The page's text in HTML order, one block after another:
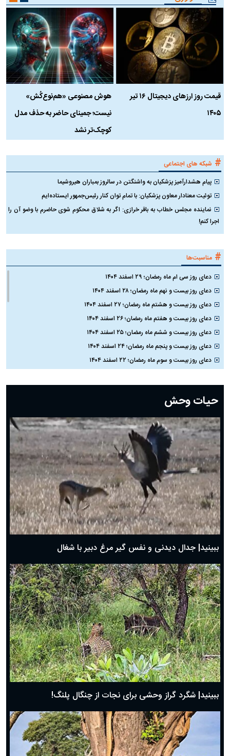
قیمت روز ارز‌های دیجیتال ۱۶ تیر
۱۴۰۵
هوش مصنوعی «هم‌نوع‌کُش»
نیست؛ جمینای حاضر به حذف مدل
کوچک‌تر نشد
# شبکه های اجتماعی
پیام هشدارآمیز پزشکیان به واشنگتن در سالروز بمباران هیروشیما
توئیت معنادار معاون پزشکیان: با تمام توان کنار رئیس‌جمهور ایستاده‌ایم
نماینده مجلس خطاب به باقر خرازی: اگر به شلاق محکوم شوی حاضرم با وضو آن را
اجرا کنم!
# مناسبت‌ها
دعای روز سی ام ماه رمضان؛ ۲۹ اسفند ۱۴۰۴
دعای روز بیست و نهم ماه رمضان؛ ۲۸ اسفند ۱۴۰۴
دعای روز بیست و هشتم ماه رمضان؛ ۲۷ اسفند ۱۴۰۴
دعای روز بیست و هفتم ماه رمضان؛ ۲۶ اسفند ۱۴۰۴
دعای روز بیست و ششم ماه رمضان؛ ۲۵ اسفند ۱۴۰۴
دعای روز بیست و پنجم ماه رمضان؛ ۲۴ اسفند ۱۴۰۴
دعای روز بیست و سوم ماه رمضان؛ ۲۲ اسفند ۱۴۰۴
دعای روز بیستم ماه رمضان؛ ۱۹ اسفند ۱۴۰۴
دعای روز هشتم ماه مبارک رمضان؛ ۷ اسفند ماه ۱۴۰۴
دعای روز هفتم ماه رمضان؛ ۶ اسفند ۱۴۰۴
دعای روز ششم ماه رمضان؛ ۵ اسفند ۱۴۰۴
دعای روز پنجم ماه رمضان؛ ۴ اسفند ۱۴۰۴
دعای روز چهارم ماه مبارک رمضان؛ ۳ اسفند ۱۴۰۴
دعای روز سوم ماه مبارک رمضان؛ ۱۴ اسفند ۱۴۰۴
دعای روز دوم ماه مبارک رمضان ۱ اسفند ماه ۱۴۰۴
دعای روز اول ماه مبارک رمضان، ۳۰ بهمن ۱۴۰۴
حضرت زینب(س) چگونه از دنیا رفت؟
بهترین پیامک تبریک روز پدر ۱۴۰۴؛ جملات زیبا و صمیمانه
حیات وحش
ببینید| جدال دیدنی و نفس گیر مرغ دبیر با شغال
ببینید| شگرد گراز وحشی برای نجات از چنگال پلنگ!